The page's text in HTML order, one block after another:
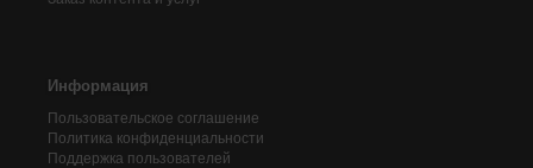
Информация
Пользовательское соглашение
Политика конфиденциальности
Поддержка пользователей